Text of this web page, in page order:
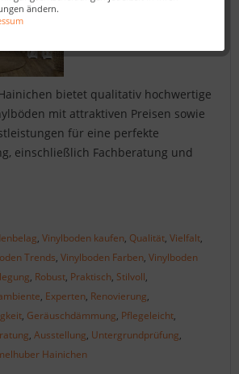
ändern.
bietet qualitativ hochwertige
mit attraktiven Preisen sowie
für eine perfekte
einschließlich Fachberatung und
, Vinylboden kaufen, Qualität, Vielfalt,
Trends, Vinylboden Farben, Vinylboden
, Robust, Praktisch, Stilvoll,
, Experten, Renovierung,
, Geräuschdämmung, Pflegeleicht,
, Ausstellung, Untergrundprüfung,
Hainichen